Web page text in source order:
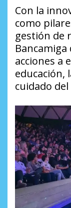
Con la
como
gestión de
acciones a
educación,
cuidado